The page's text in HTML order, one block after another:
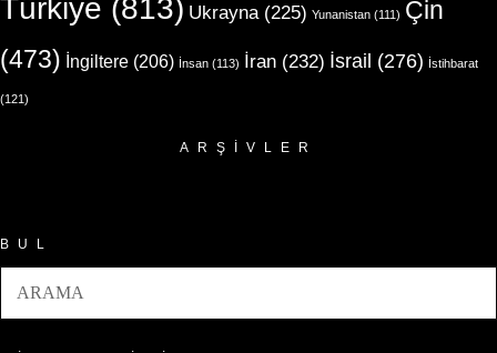
Türkiye (813) Ukrayna(225) Yunanistan (111) Çin
(473) İngiltere (206) İnsan (113) İran (232) İsrail (276) İstihbarat
(121)
ARŞIVLER
BUL